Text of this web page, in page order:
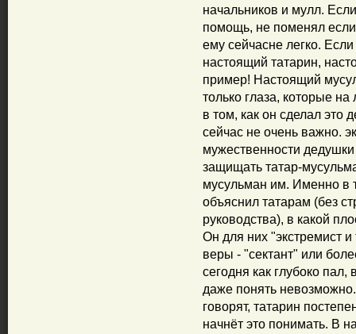
начальников и мулл.
помощь, не поменял
ему сейчасне легко.
настоящий татарин,
пример! Настоящий
только глаза, которые
в том, как он сделал это
сейчас не очень важно.
мужественности
защищать татар-
мусульман им. Именно в
объяснил татарам (без
руководства), в какой
Он для них "экстремист и
веры - "сектант" или
сегодня как глубоко
даже понять
говорят, татарин
начнёт это понимать. В